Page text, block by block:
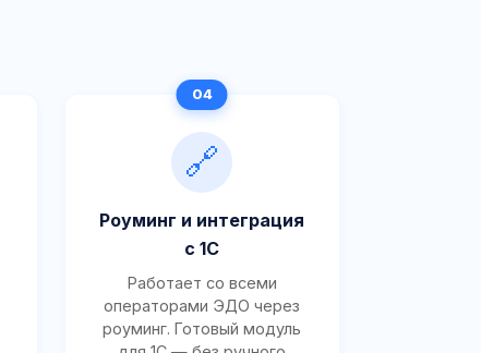
🔗
Роуминг и интеграция
с 1С
Работает со всеми
операторами ЭДО через
роуминг. Готовый модуль